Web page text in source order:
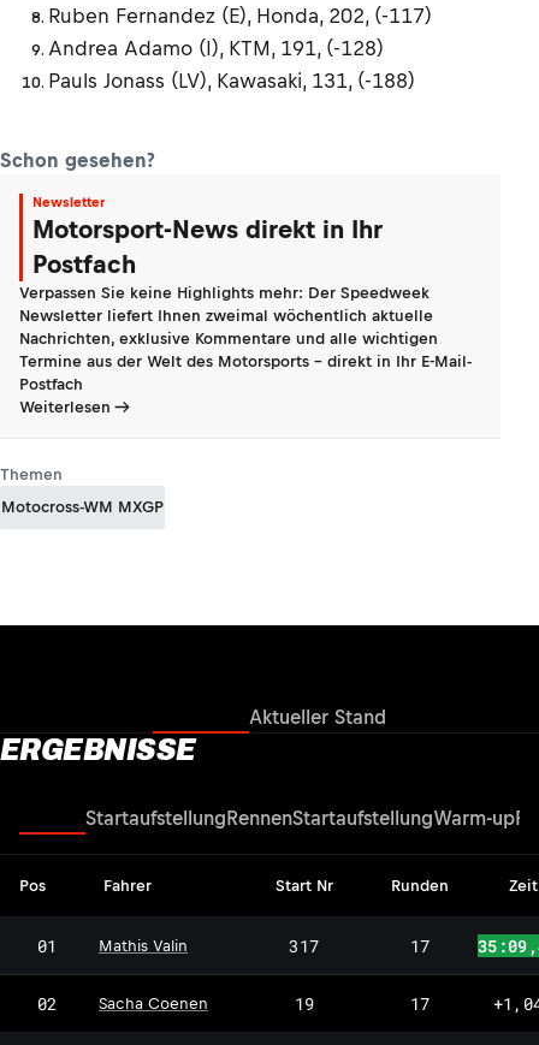
Ruben Fernandez (E), Honda, 202, (-117)
Andrea Adamo (I), KTM, 191, (-128)
Pauls Jonass (LV), Kawasaki, 131, (-188)
Schon gesehen?
Newsletter
Motorsport-News direkt in Ihr
Postfach
Verpassen Sie keine Highlights mehr: Der Speedweek
Newsletter liefert Ihnen zweimal wöchentlich aktuelle
Nachrichten, exklusive Kommentare und alle wichtigen
Termine aus der Welt des Motorsports - direkt in Ihr E-Mail-
Postfach
Weiterlesen
Themen
Motocross-WM MXGP
Aktueller Stand
ERGEBNISSE
StartaufstellungRennenStartaufstellungWarm-up
Pos Fahrer Start Nr Runden Zeit
01 Mathis Valin 317 17
02 Sacha Coenen 19 17